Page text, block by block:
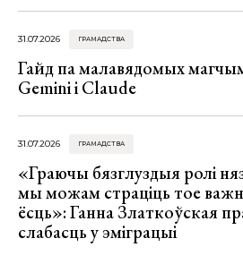
31.07.2026 ГРАМАДСТВА
Гайд па малавядомых
Gemini і Claude
31.07.2026 ГРАМАДСТВА
«Граючы бязглуздыя ролі
мы можам страціць тое
ёсць»: Ганна Златкоўская
слабасць у эміграцыі